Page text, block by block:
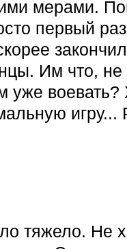
мерами.
первый
Им что, не
уже
игру...
тяжело. Не